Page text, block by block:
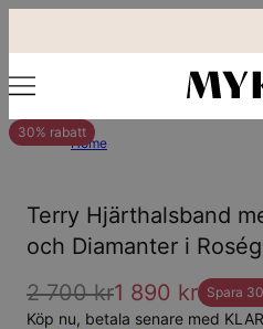
30% rabatt
Home
Terry Hjärthalsband
och Diamanter i
2 700 kr1 890 kr Spara 30
Köp nu, betala senare med